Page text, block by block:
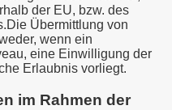
der EU, bzw. des
Übermittlung von
wenn ein
eine Einwilligung der
Erlaubnis vorliegt.
im Rahmen der